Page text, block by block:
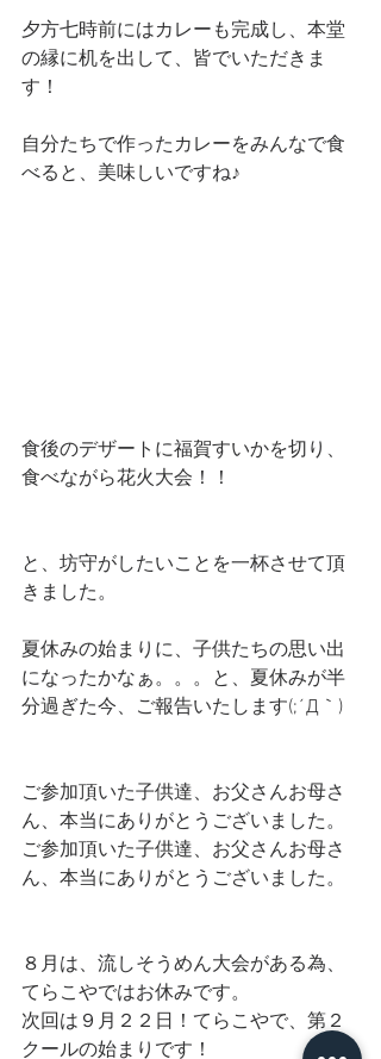
夕方七時前にはカレーも完成し、本堂
の縁に机を出して、皆でいただきま
す！
自分たちで作ったカレーをみんなで食
べると、美味しいですね♪
食後のデザートに福賀すいかを切り、
食べながら花火大会！！
と、坊守がしたいことを一杯させて頂
きました。
夏休みの始まりに、子供たちの思い出
になったかなぁ。。。と、夏休みが半
分過ぎた今、ご報告いたします(;´Д｀)
ご参加頂いた子供達、お父さんお母さ
ん、本当にありがとうございました。
ご参加頂いた子供達、お父さんお母さ
ん、本当にありがとうございました。
８月は、流しそうめん大会がある為、
てらこやではお休みです。
次回は９月２２日！てらこやで、第２
クールの始まりです！